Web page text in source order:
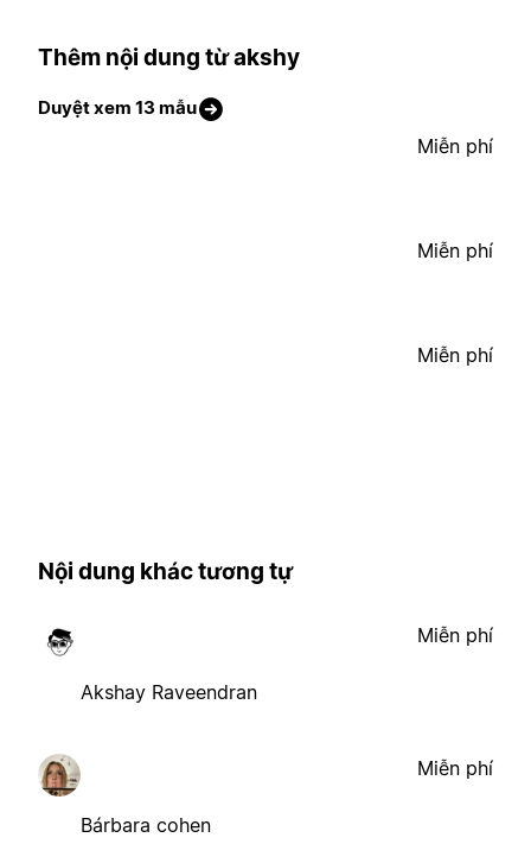
Thêm nội dung từ akshy
Duyệt xem 13 mẫu
Miễn phí
Miễn phí
Miễn phí
Nội dung khác tương tự
Akshay Raveendran
Miễn phí
Bárbara cohen
Miễn phí